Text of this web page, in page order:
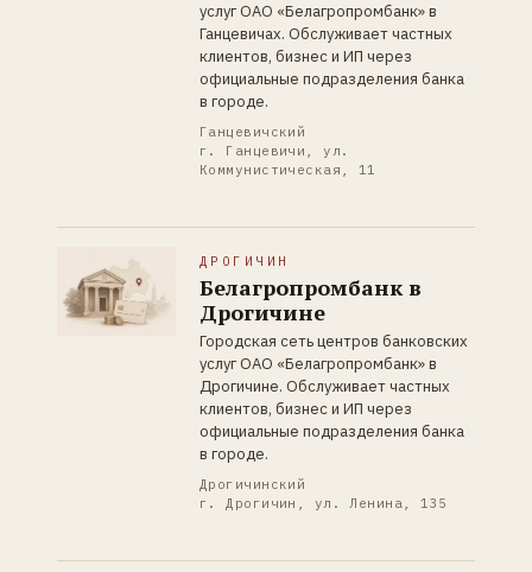
услуг ОАО «Белагропромбанк» в
Ганцевичах. Обслуживает частных
клиентов, бизнес и ИП через
официальные подразделения банка
в городе.
Ганцевичский
г. Ганцевичи, ул.
Коммунистическая, 11
ДРОГИЧИН
Белагропромбанк в
Дрогичине
Городская сеть центров банковских
услуг ОАО «Белагропромбанк» в
Дрогичине. Обслуживает частных
клиентов, бизнес и ИП через
официальные подразделения банка
в городе.
Дрогичинский
г. Дрогичин, ул. Ленина, 135